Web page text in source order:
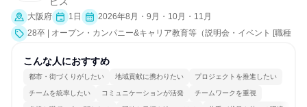
大阪府 1日
2026年8月・9月・10月・11月
28卒 | オープン・カンパニー&キャリア教育等（説明会・イベント [職種
こんな人におすすめ
都市・街づくりがしたい 地域貢献に携わりたい プロジェクトを推進したい
チームを統率したい コミュニケーションが活発 チームワークを重視